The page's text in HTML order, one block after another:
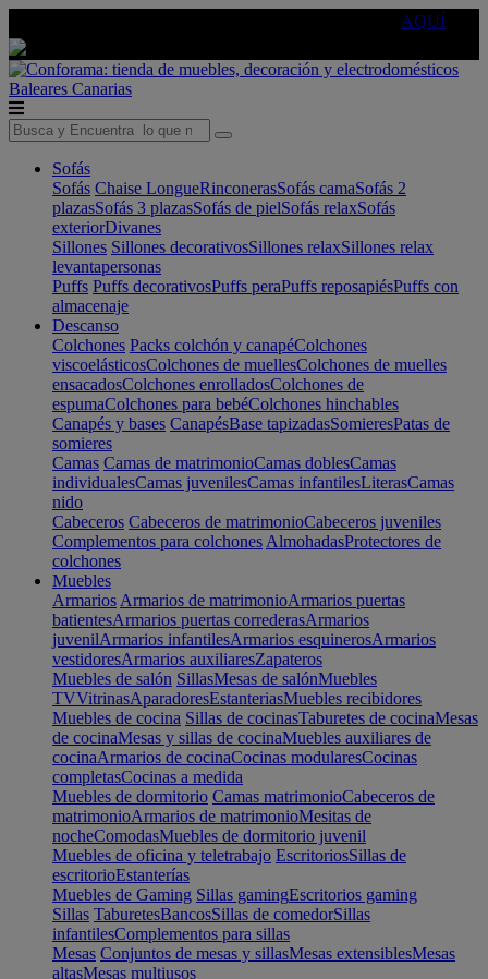
AQUÍ
Baleares Canarias
Sofás
Sofás Chaise LongueRinconerasSofás camaSofás 2
plazasSofás 3 plazasSofás de pielSofás relaxSofás
exteriorDivanes
Sillones Sillones decorativosSillones relaxSillones relax
levantapersonas
Puffs Puffs decorativosPuffs peraPuffs reposapiésPuffs con
almacenaje
Descanso
Colchones Packs colchón y canapéColchones
viscoelásticosColchones de muellesColchones de muelles
ensacadosColchones enrolladosColchones de
espumaColchones para bebéColchones hinchables
Canapés y bases CanapésBase tapizadasSomieresPatas de
somieres
Camas Camas de matrimonioCamas doblesCamas
individualesCamas juvenilesCamas infantilesLiterasCamas
nido
Cabeceros Cabeceros de matrimonioCabeceros juveniles
Complementos para colchones AlmohadasProtectores de
colchones
Muebles
Armarios Armarios de matrimonioArmarios puertas
batientesArmarios puertas correderasArmarios
juvenilArmarios infantilesArmarios esquinerosArmarios
vestidoresArmarios auxiliaresZapateros
Muebles de salón SillasMesas de salónMuebles
TVVitrinasAparadoresEstanteriasMuebles recibidores
Muebles de cocina Sillas de cocinasTaburetes de cocinaMesas
de cocinaMesas y sillas de cocinaMuebles auxiliares de
cocinaArmarios de cocinaCocinas modularesCocinas
completasCocinas a medida
Muebles de dormitorio Camas matrimonioCabeceros de
matrimonioArmarios de matrimonioMesitas de
nocheComodasMuebles de dormitorio juvenil
Muebles de oficina y teletrabajo EscritoriosSillas de
escritorioEstanterías
Muebles de Gaming Sillas gamingEscritorios gaming
Sillas TaburetesBancosSillas de comedorSillas
infantilesComplementos para sillas
Mesas Conjuntos de mesas y sillasMesas extensiblesMesas
altasMesas multiusos